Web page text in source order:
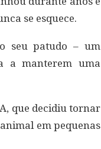
se esquece.
seu patudo – um
a manterem uma
que decidiu tornar
em pequenas